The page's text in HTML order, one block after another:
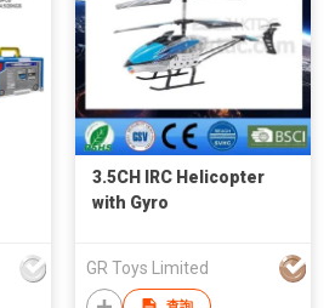
3.5CH IRC Helicopter
with Gyro
GR Toys Limited